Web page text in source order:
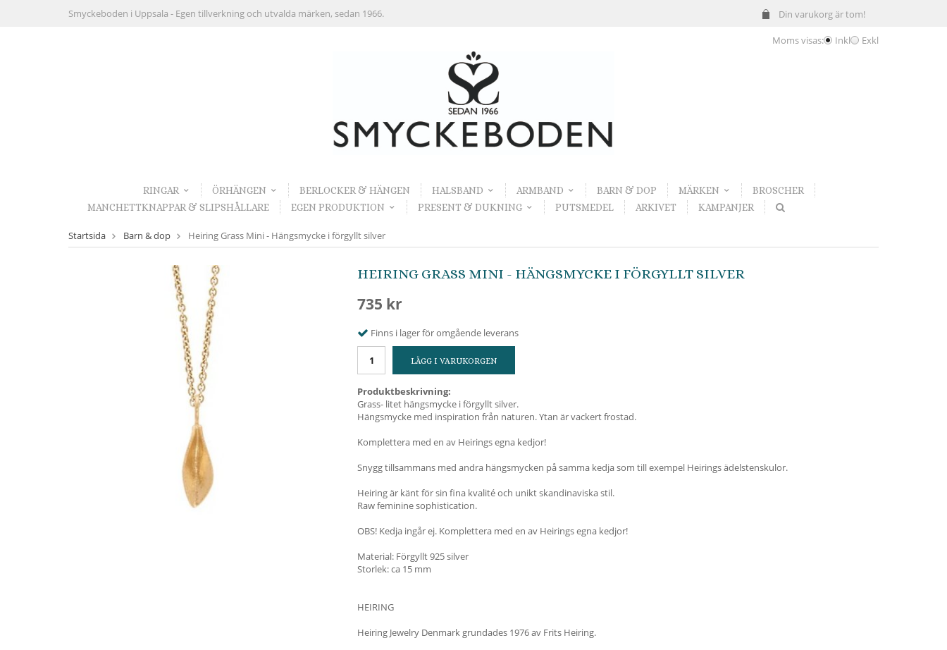
Din varukorg är tom!
Smyckeboden i Uppsala - Egen tillverkning och utvalda märken, sedan 1966.
Moms visas: Inkl Exkl
RINGAR ÖRHÄNGEN BERLOCKER & HÄNGEN HALSBAND ARMBAND BARN & DOP MÄRKEN
BROSCHER
MANCHETTKNAPPAR & SLIPSHÅLLARE
EGEN PRODUKTION PRESENT & DUKNING PUTSMEDEL ARKIVET KAMPANJER
Startsida Barn & dop Heiring Grass Mini - Hängsmycke i förgyllt silver
HEIRING GRASS MINI - HÄNGSMYCKE I FÖRGYLLT SILVER
735 kr
Finns i lager för omgående leverans
LÄGG I VARUKORGEN
Produktbeskrivning:
Grass- litet hängsmycke i förgyllt silver.
Hängsmycke med inspiration från naturen. Ytan är vackert frostad.
Komplettera med en av Heirings egna kedjor!
Snygg tillsammans med andra hängsmycken på samma kedja som till exempel Heirings ädelstenskulor.
Heiring är känt för sin fina kvalité och unikt skandinaviska stil.
Raw feminine sophistication.
OBS! Kedja ingår ej. Komplettera med en av Heirings egna kedjor!
Material: Förgyllt 925 silver
Storlek: ca 15 mm
HEIRING
Heiring Jewelry Denmark grundades 1976 av Frits Heiring.